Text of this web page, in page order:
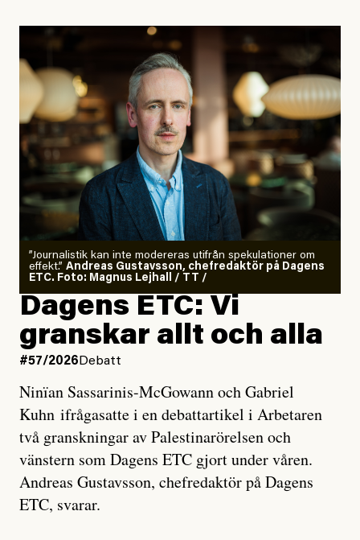
”Journalistik kan inte modereras utifrån spekulationer om
effekt.” Andreas Gustavsson, chefredaktör på Dagens
ETC. Foto: Magnus Lejhall / TT /
Dagens ETC: Vi
granskar allt och alla
#57/2026 Debatt
Ninïan Sassarinis-McGowann och Gabriel
Kuhn ifrågasatte i en debattartikel i Arbetaren
två granskningar av Palestinarörelsen och
vänstern som Dagens ETC gjort under våren.
Andreas Gustavsson, chefredaktör på Dagens
ETC, svarar.